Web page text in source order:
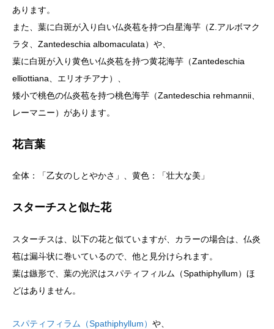
あります。
また、葉に白斑が入り白い仏炎苞を持つ白星海芋（Z.アルボマク
ラタ、Zantedeschia albomaculata）や、
葉に白斑が入り黄色い仏炎苞を持つ黄花海芋（Zantedeschia
elliottiana、エリオチアナ）、
矮小で桃色の仏炎苞を持つ桃色海芋（Zantedeschia rehmannii、
レーマニー）があります。
花言葉
全体：「乙女のしとやかさ」、黄色：「壮大な美」
スターチスと似た花
スターチスは、以下の花と似ていますが、カラーの場合は、仏炎
苞は漏斗状に巻いているので、他と見分けられます。
葉は鏃形で、葉の光沢はスパティフィルム（Spathiphyllum）ほ
どはありません。
スパティフィラム（Spathiphyllum） や、